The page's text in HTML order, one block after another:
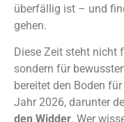
überfällig ist – und
gehen.
Diese Zeit steht nicht
sondern für
bereitet den Boden
Jahr 2026, darunter
den Widder. Wer